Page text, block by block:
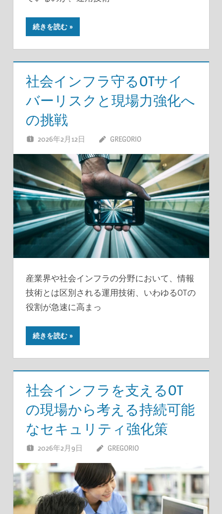
続きを読む
社会インフラ守るOTサイ
バーリスクと現場力強化へ
の挑戦
2026年2月12日 GREGORIO
産業界や社会インフラの分野において、情報
技術とは区別される運用技術、いわゆるOTの
役割が急速に高まっ
続きを読む
社会インフラを支えるOT
の現場から考える持続可能
なセキュリティ強化策
2026年2月9日 GREGORIO